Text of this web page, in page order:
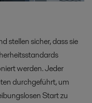
stellen sicher, dass sie
werden. Jeder
durchgeführt, um
Start zu